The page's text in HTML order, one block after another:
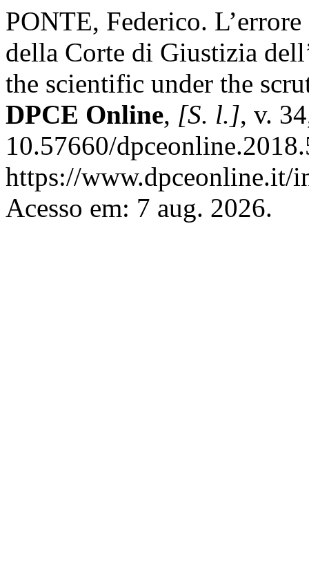
PONTE, Federico.
della Corte di Giustizia
the scientific under the
DPCE Online, [S. l.], v.
10.57660/
https://www.dpceonline.it/
Acesso em: 7 aug. 2026.